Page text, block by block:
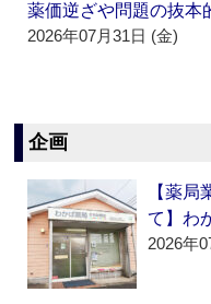
薬価逆ざや問題の抜本
2026年07月31日 (金)
企画
【薬
て】わ
2026年